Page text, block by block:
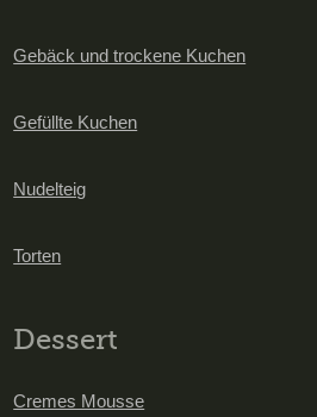
Gebäck und trockene Kuchen
Gefüllte Kuchen
Nudelteig
Torten
Dessert
Cremes Mousse